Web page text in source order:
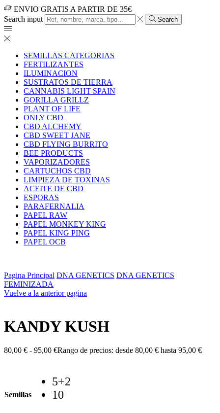
ENVIO GRATIS A PARTIR DE 35€
Search input
Search
SEMILLAS CATEGORIAS
FERTILIZANTES
ILUMINACION
SUSTRATOS DE TIERRA
CANNABIS LIGHT SPAIN
GORILLA GRILLZ
PLANT OF LIFE
ONLY CBD
CBD ALCHEMY
CBD SWEET JANE
CBD FLYING BURRITO
BEE PRODUCTS
VAPORIZADORES
CARTUCHOS CBD
LIMPIEZA DE TOXINAS
ACEITE DE CBD
ESPORAS
PARAFERNALIA
PAPEL RAW
PAPEL MONKEY KING
PAPEL KING PING
PAPEL OCB
Pagina Principal DNA GENETICS DNA GENETICS
FEMINIZADA
Vuelve a la anterior pagina
KANDY KUSH
80,00 € - 95,00 €Rango de precios: desde 80,00 € hasta 95,00 €
Semillas
5+2
10